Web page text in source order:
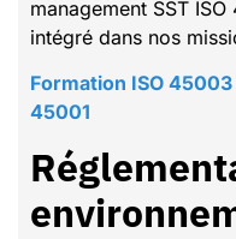
management SST
intégré dans nos
Formation ISO
45001